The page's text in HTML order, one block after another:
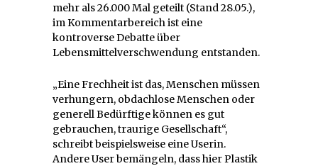
mehr als 26.000 Mal geteilt (Stand 28.05.),
im Kommentarbereich ist eine
kontroverse Debatte über
Lebensmittelverschwendung entstanden.
„Eine Frechheit ist das, Menschen müssen
verhungern, obdachlose Menschen oder
generell Bedürftige können es gut
gebrauchen, traurige Gesellschaft“,
schreibt beispielsweise eine Userin.
Andere User bemängeln, dass hier Plastik